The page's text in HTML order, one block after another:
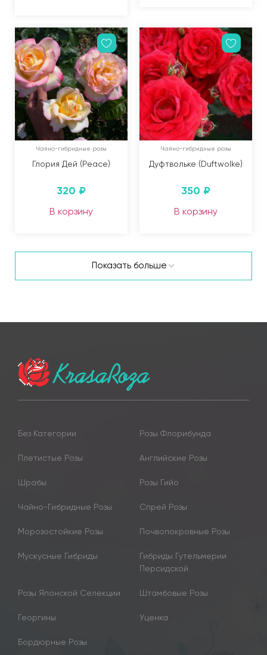
Чайно-гибридные розы
Глория Дей (Peace)
320 ₽
В корзину
Чайно-гибридные розы
Дуфтвольке (Duftwolke)
350 ₽
В корзину
Показать больше
Без Категории Розы Флорибунда
Плетистые Розы Английские Розы
Шрабы Розы Гийо
Чайно-Гибридные Розы Спрей Розы
Морозостойкие Розы Почвопокровные Розы
Мускусные Гибриды
Гибриды Гутельмерии
Персидской
Розы Японской Селекции Штамбовые Розы
Георгины Уценка
Бордюрные Розы